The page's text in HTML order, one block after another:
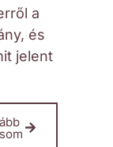
a
és
jelent